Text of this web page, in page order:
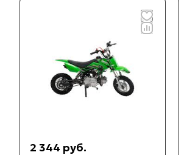
2 344 руб.